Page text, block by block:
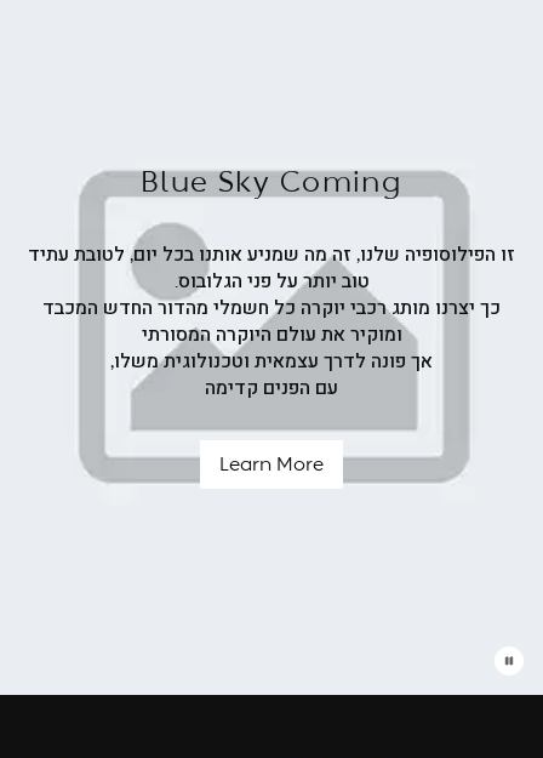
Blue Sky Coming
זו הפילוסופיה שלנו, זה מה שמניע אותנו בכל יום, לטובת עתיד
טוב יותר על פני הגלובוס.
כך יצרנו מותג רכבי יוקרה כל חשמלי מהדור החדש המכבד
ומוקיר את עולם היוקרה המסורתי
אך פונה לדרך עצמאית וטכנולוגית משלו,
עם הפנים קדימה
Learn More
Blue